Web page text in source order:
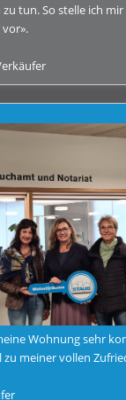
tun. So stelle ich mir
Wohnung sehr
zu meiner vollen